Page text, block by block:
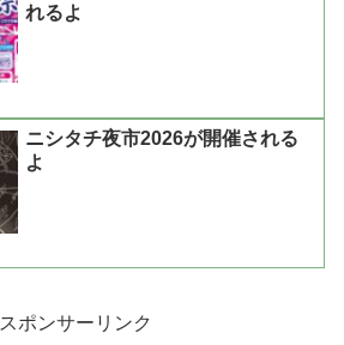
れるよ
ニシタチ夜市2026が開催される
よ
スポンサーリンク